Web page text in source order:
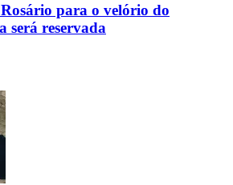
para o velório do
será reservada